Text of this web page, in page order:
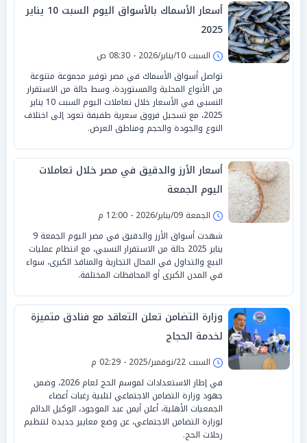
أسعار الأسماك بالأسواق اليوم السبت 10 يناير
2025
السبت 10/يناير/2026 - 08:30 ص
تواصل أسواق الأسماك في مصر توفير مجموعة متنوعة
من الأنواع المحلية والمستوردة، وسط حالة من الاستقرار
النسبي في الأسعار خلال تعاملات اليوم السبت 10 يناير
2025، مع تسجيل فروق سعرية طفيفة تعود إلى اختلاف
النوع والجودة والحجم ومناطق العرض.
أسعار الأرز والدقيق في مصر خلال تعاملات
اليوم الجمعة
الجمعة 09/يناير/2026 - 12:00 م
شهدت أسواق الأرز والدقيق في مصر اليوم الجمعة 9
يناير 2025 حالة من الاستقرار النسبي، مع انتظام عمليات
البيع والتداول في المحال التجارية والمنافذ الكبرى، سواء
في المدن الكبرى أو المحافظات المختلفة.
وزارة التضامن تعلن التعاقد مع فنادق متميزة
لخدمة الحجاج
السبت 22/نوفمبر/2025 - 02:29 م
في إطار الاستعدادات لموسم الحج لعام 2026، وضمن
جهود وزارة التضامن الاجتماعي لتلبية رغبات أعضاء
الجمعيات الأهلية، أعلن أيمن عبد الموجود، الوكيل الدائم
لوزارة التضامن الاجتماعي، عن وضع معايير جديدة لتنظيم
رحلات الحج.